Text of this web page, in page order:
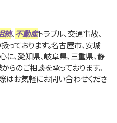
続、不動産トラブル、交通事故、
ております。名古屋市、安城
、愛知県、岐阜県、三重県、静
らのご相談を承っております。
はお気軽にお問い合わせくださ